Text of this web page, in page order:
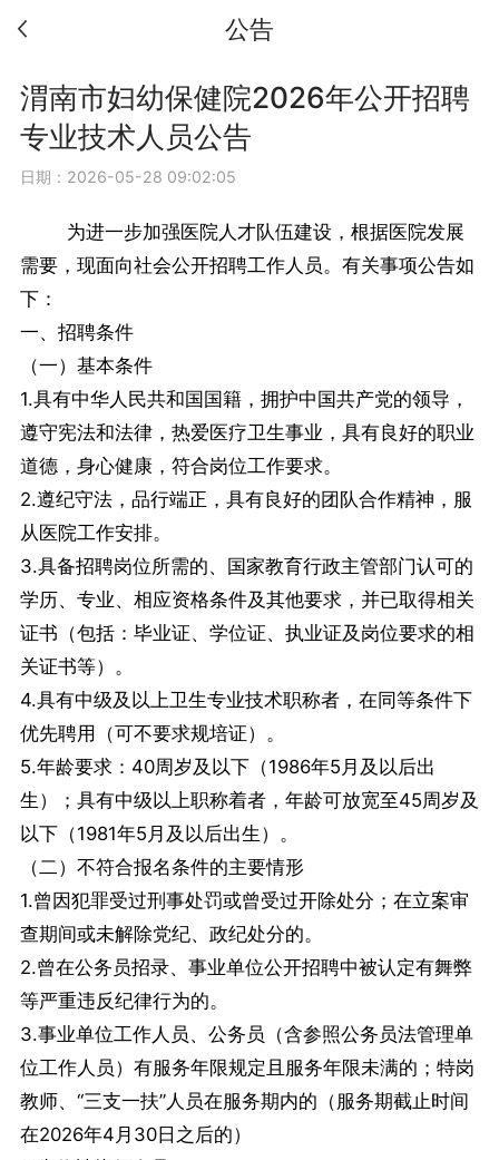
公告
渭南市妇幼保健院2026年公开招聘
专业技术人员公告
日期：2026-05-28 09:02:05
为进一步加强医院人才队伍建设，根据医院发展
需要，现面向社会公开招聘工作人员。有关事项公告如
下：
一、招聘条件
（一）基本条件
1.具有中华人民共和国国籍，拥护中国共产党的领导，
遵守宪法和法律，热爱医疗卫生事业，具有良好的职业
道德，身心健康，符合岗位工作要求。
2.遵纪守法，品行端正，具有良好的团队合作精神，服
从医院工作安排。
3.具备招聘岗位所需的、国家教育行政主管部门认可的
学历、专业、相应资格条件及其他要求，并已取得相关
证书（包括：毕业证、学位证、执业证及岗位要求的相
关证书等）。
4.具有中级及以上卫生专业技术职称者，在同等条件下
优先聘用（可不要求规培证）。
5.年龄要求：40周岁及以下（1986年5月及以后出
生）；具有中级以上职称着者，年龄可放宽至45周岁及
以下（1981年5月及以后出生）。
（二）不符合报名条件的主要情形
1.曾因犯罪受过刑事处罚或曾受过开除处分；在立案审
查期间或未解除党纪、政纪处分的。
2.曾在公务员招录、事业单位公开招聘中被认定有舞弊
等严重违反纪律行为的。
3.事业单位工作人员、公务员（含参照公务员法管理单
位工作人员）有服务年限规定且服务年限未满的；特岗
教师、“三支一扶”人员在服务期内的（服务期截止时间
在2026年4月30日之后的）